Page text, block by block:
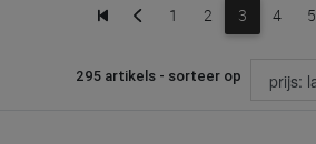
1 2 3 4 5
295 artikels - sorteer op